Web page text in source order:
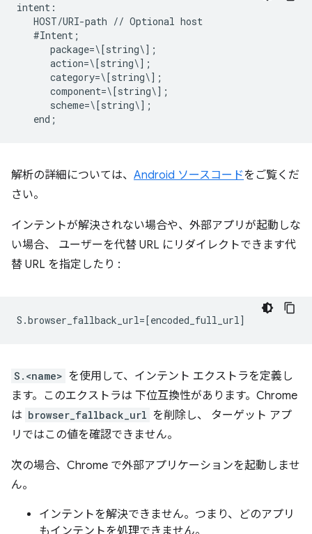
intent:
   HOST/URI-path // Optional host
   #Intent;
      package=\[string\];
      action=\[string\];
      category=\[string\];
      component=\[string\];
      scheme=\[string\];
解析の詳細については、 Android ソースコードをご覧くだ
さい。
インテントが解決されない場合や、外部アプリが起動しな
い場合、 ユーザーを代替 URL にリダイレクトできます代
替 URL を指定したり :
S.<name> を使用して、インテント エクストラを定義し
ます。このエクストラは 下位互換性があります。Chrome
は browser_fallback_url を削除し、 ターゲット アプ
リではこの値を確認できません。
次の場合、Chrome で外部アプリケーションを起動しませ
ん。
インテントを解決できません。つまり、どのアプリ
もインテントを処理できません。